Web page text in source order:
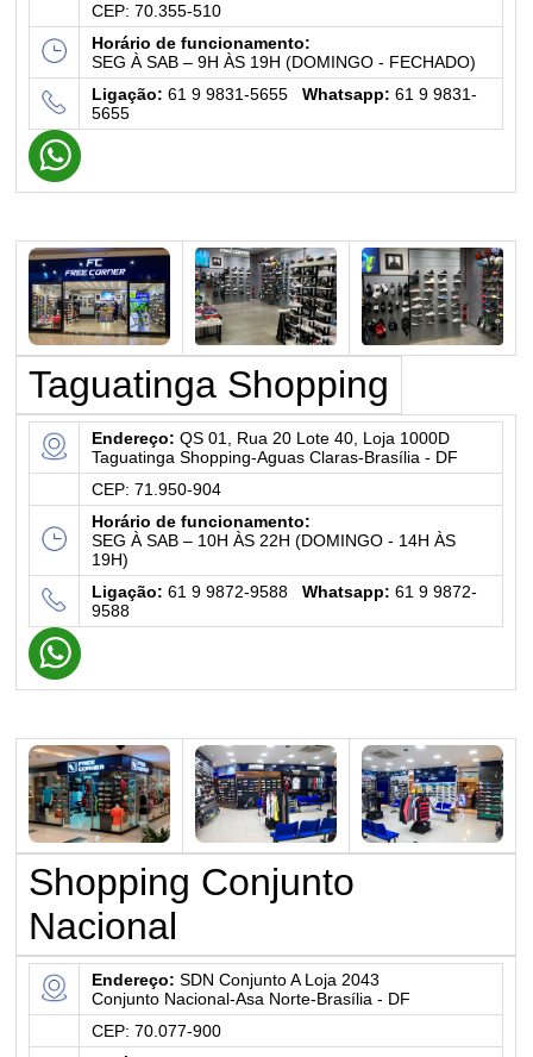
CEP: 70.355-510
Horário de funcionamento:
SEG À SAB – 9H ÀS 19H (DOMINGO - FECHADO)
Ligação: 61 9 9831-5655Whatsapp: 61 9 9831-
5655
Taguatinga Shopping
Endereço: QS 01, Rua 20 Lote 40, Loja 1000D
Taguatinga Shopping-Aguas Claras-Brasília - DF
CEP: 71.950-904
Horário de funcionamento:
SEG À SAB – 10H ÀS 22H (DOMINGO - 14H ÀS
19H)
Ligação: 61 9 9872-9588Whatsapp: 61 9 9872-
9588
Shopping Conjunto
Nacional
Endereço: SDN Conjunto A Loja 2043
Conjunto Nacional-Asa Norte-Brasília - DF
CEP: 70.077-900